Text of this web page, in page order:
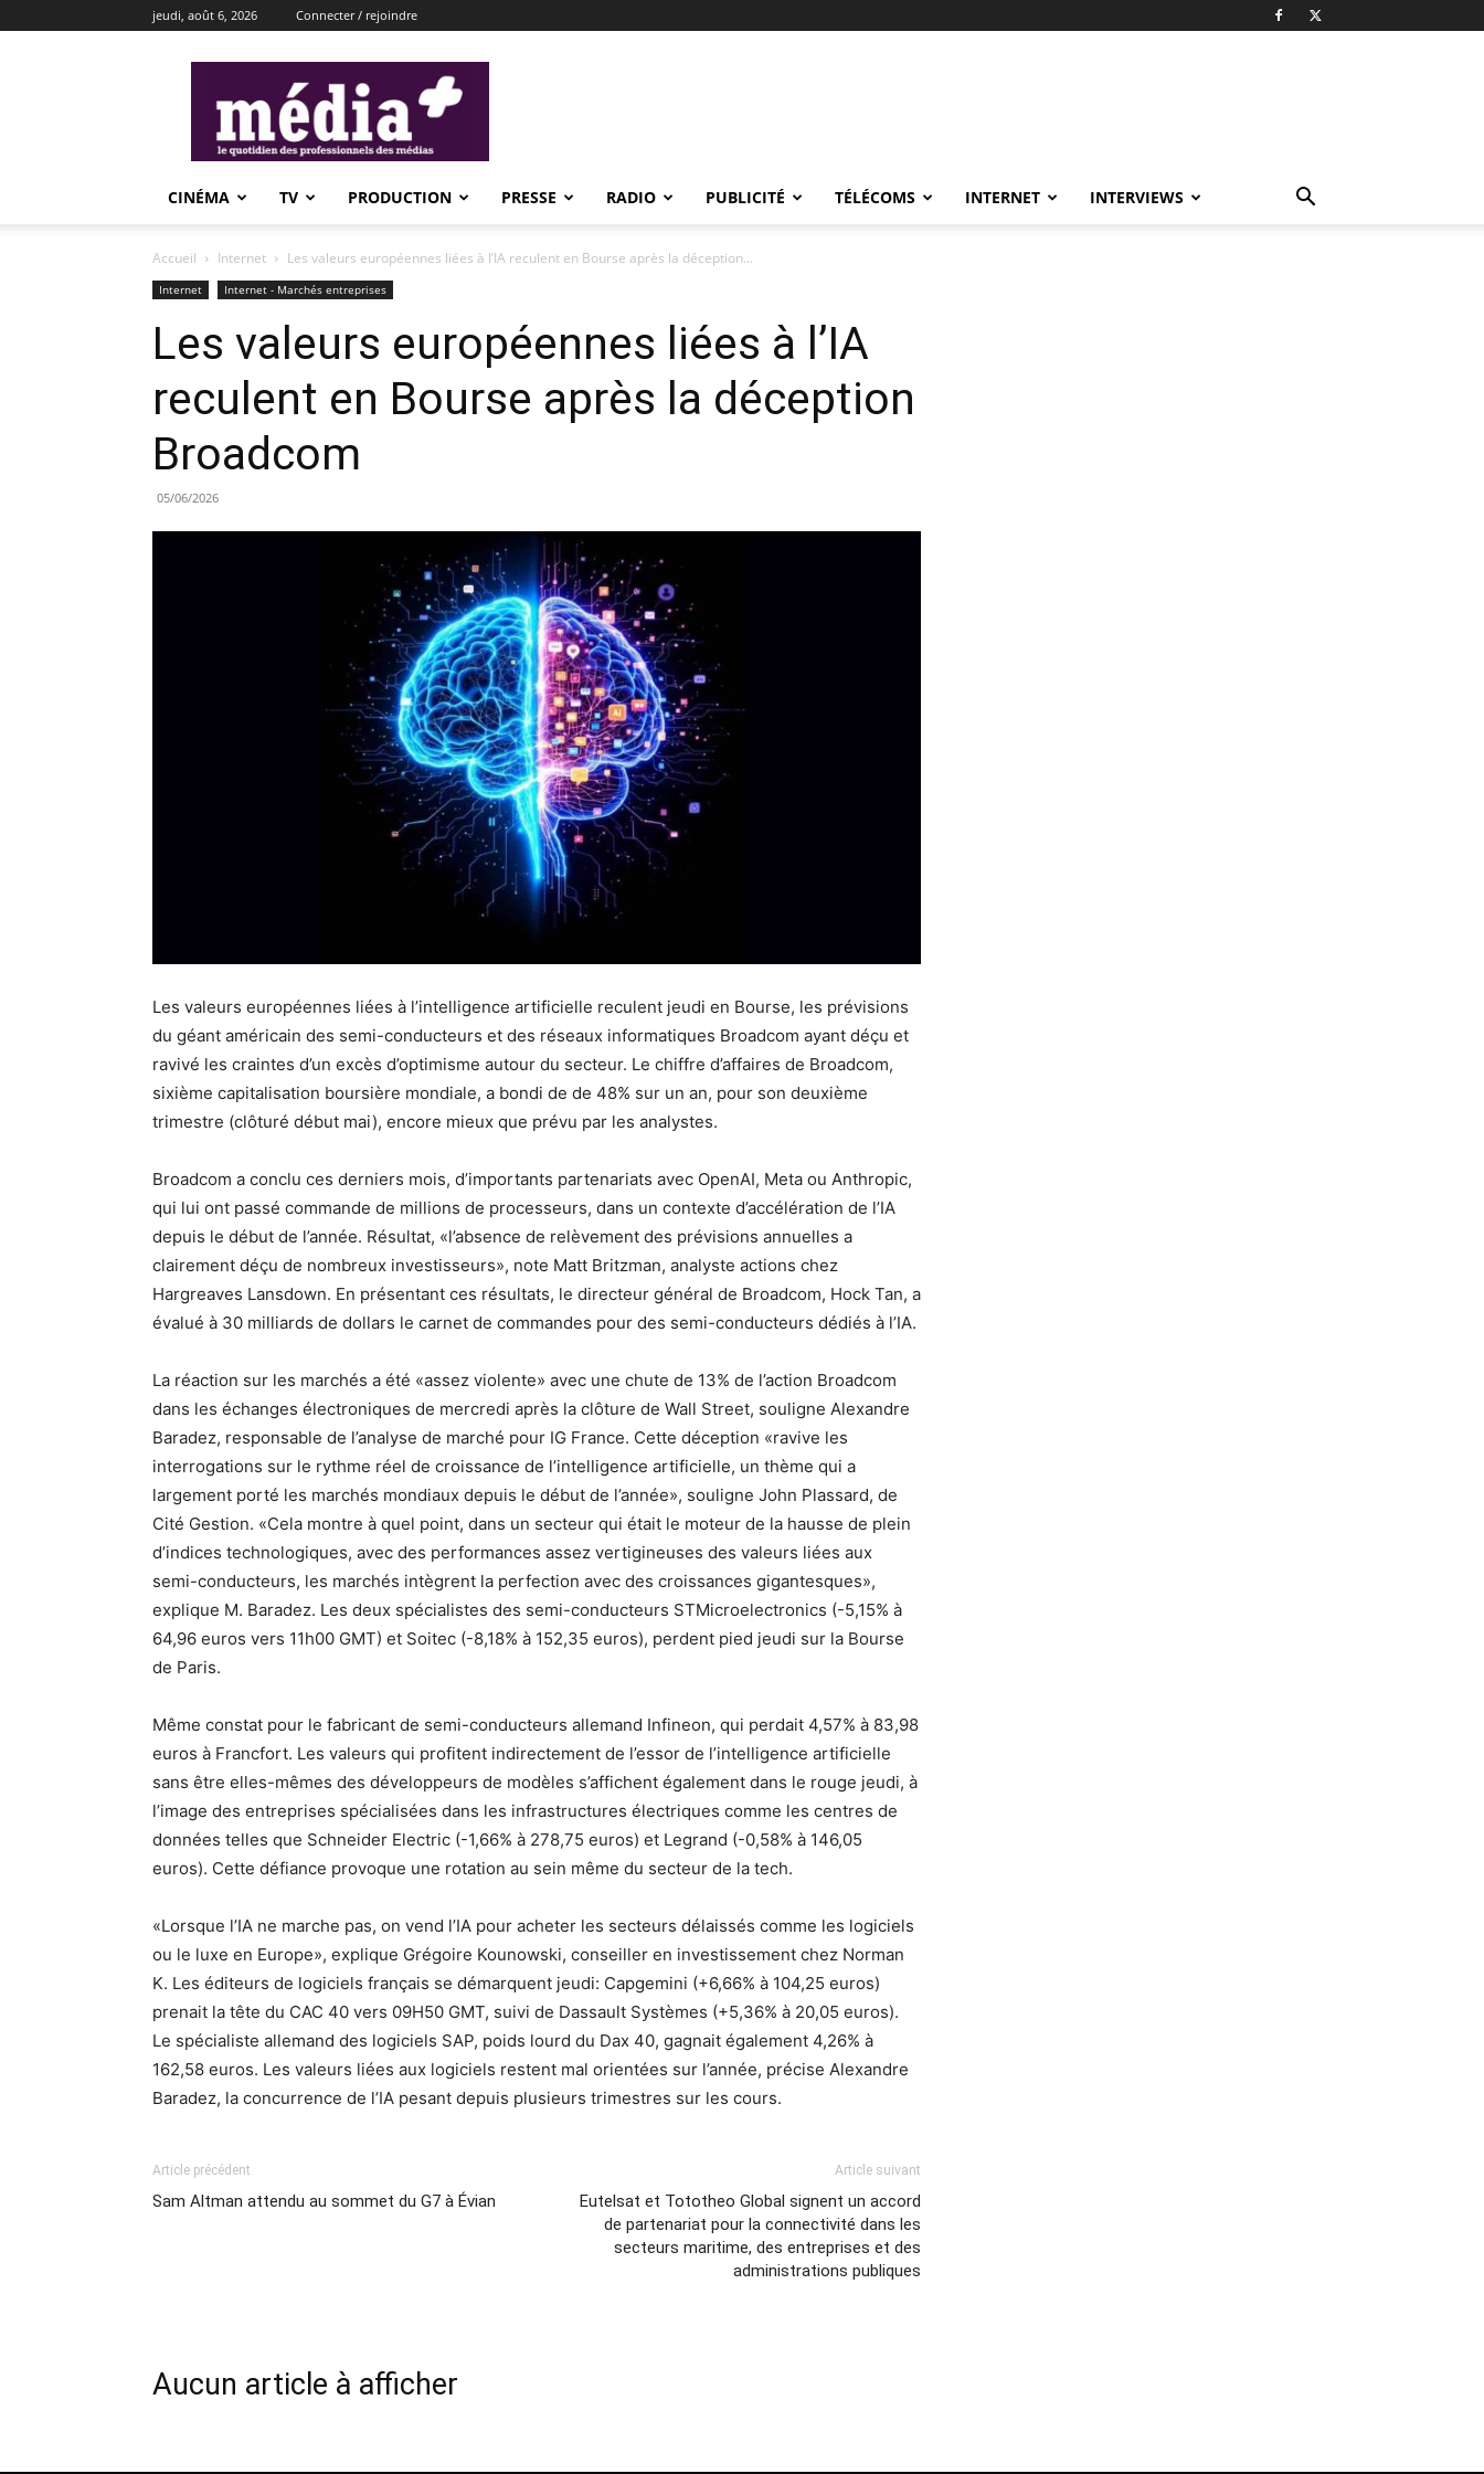
jeudi, août 6, 2026 Connecter / rejoindre
CINÉMA TV PRODUCTION PRESSE RADIO PUBLICITÉ TÉLÉCOMS INTERNET INTERVIEWS
Accueil Internet Les valeurs européennes liées à l’IA reculent en Bourse après la déception...
Internet Internet - Marchés entreprises
Les valeurs européennes liées à l’IA
reculent en Bourse après la déception
Broadcom
05/06/2026
Les valeurs européennes liées à l’intelligence artificielle reculent jeudi en Bourse, les prévisions
du géant américain des semi-conducteurs et des réseaux informatiques Broadcom ayant déçu et
ravivé les craintes d’un excès d’optimisme autour du secteur. Le chiffre d’affaires de Broadcom,
sixième capitalisation boursière mondiale, a bondi de de 48% sur un an, pour son deuxième
trimestre (clôturé début mai), encore mieux que prévu par les analystes.
Broadcom a conclu ces derniers mois, d’importants partenariats avec OpenAI, Meta ou Anthropic,
qui lui ont passé commande de millions de processeurs, dans un contexte d’accélération de l’IA
depuis le début de l’année. Résultat, «l’absence de relèvement des prévisions annuelles a
clairement déçu de nombreux investisseurs», note Matt Britzman, analyste actions chez
Hargreaves Lansdown. En présentant ces résultats, le directeur général de Broadcom, Hock Tan, a
évalué à 30 milliards de dollars le carnet de commandes pour des semi-conducteurs dédiés à l’IA.
La réaction sur les marchés a été «assez violente» avec une chute de 13% de l’action Broadcom
dans les échanges électroniques de mercredi après la clôture de Wall Street, souligne Alexandre
Baradez, responsable de l’analyse de marché pour IG France. Cette déception «ravive les
interrogations sur le rythme réel de croissance de l’intelligence artificielle, un thème qui a
largement porté les marchés mondiaux depuis le début de l’année», souligne John Plassard, de
Cité Gestion. «Cela montre à quel point, dans un secteur qui était le moteur de la hausse de plein
d’indices technologiques, avec des performances assez vertigineuses des valeurs liées aux
semi-conducteurs, les marchés intègrent la perfection avec des croissances gigantesques»,
explique M. Baradez. Les deux spécialistes des semi-conducteurs STMicroelectronics (-5,15% à
64,96 euros vers 11h00 GMT) et Soitec (-8,18% à 152,35 euros), perdent pied jeudi sur la Bourse
de Paris.
Même constat pour le fabricant de semi-conducteurs allemand Infineon, qui perdait 4,57% à 83,98
euros à Francfort. Les valeurs qui profitent indirectement de l’essor de l’intelligence artificielle
sans être elles-mêmes des développeurs de modèles s’affichent également dans le rouge jeudi, à
l’image des entreprises spécialisées dans les infrastructures électriques comme les centres de
données telles que Schneider Electric (-1,66% à 278,75 euros) et Legrand (-0,58% à 146,05
euros). Cette défiance provoque une rotation au sein même du secteur de la tech.
«Lorsque l’IA ne marche pas, on vend l’IA pour acheter les secteurs délaissés comme les logiciels
ou le luxe en Europe», explique Grégoire Kounowski, conseiller en investissement chez Norman
K. Les éditeurs de logiciels français se démarquent jeudi: Capgemini (+6,66% à 104,25 euros)
prenait la tête du CAC 40 vers 09H50 GMT, suivi de Dassault Systèmes (+5,36% à 20,05 euros).
Le spécialiste allemand des logiciels SAP, poids lourd du Dax 40, gagnait également 4,26% à
162,58 euros. Les valeurs liées aux logiciels restent mal orientées sur l’année, précise Alexandre
Baradez, la concurrence de l’IA pesant depuis plusieurs trimestres sur les cours.
Article précédent
Sam Altman attendu au sommet du G7 à Évian
Article suivant
Eutelsat et Tototheo Global signent un accord
de partenariat pour la connectivité dans les
secteurs maritime, des entreprises et des
administrations publiques
Aucun article à afficher